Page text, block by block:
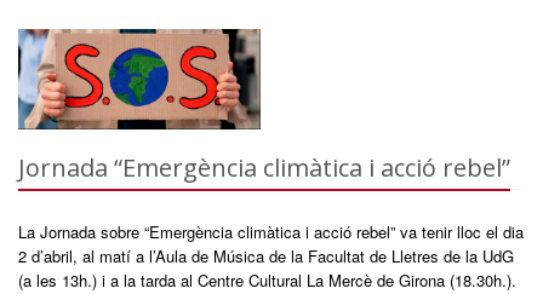
Jornada “Emergència climàtica i acció rebel”
La Jornada sobre “Emergència climàtica i acció rebel” va tenir lloc el dia
2 d’abril, al matí a l’Aula de Música de la Facultat de Lletres de la UdG
(a les 13h.) i a la tarda al Centre Cultural La Mercè de Girona (18.30h.).